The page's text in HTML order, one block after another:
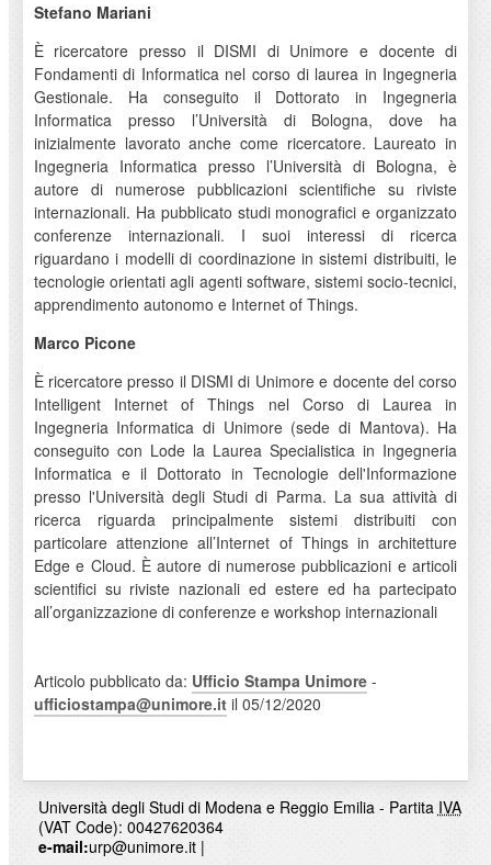
Stefano Mariani
È ricercatore presso il DISMI di Unimore e docente di
Fondamenti di Informatica nel corso di laurea in Ingegneria
Gestionale. Ha conseguito il Dottorato in Ingegneria
Informatica presso l’Università di Bologna, dove ha
inizialmente lavorato anche come ricercatore. Laureato in
Ingegneria Informatica presso l’Università di Bologna, è
autore di numerose pubblicazioni scientifiche su riviste
internazionali. Ha pubblicato studi monografici e organizzato
conferenze internazionali. I suoi interessi di ricerca
riguardano i modelli di coordinazione in sistemi distribuiti, le
tecnologie orientati agli agenti software, sistemi socio-tecnici,
apprendimento autonomo e Internet of Things.
Marco Picone
È ricercatore presso il DISMI di Unimore e docente del corso
Intelligent Internet of Things nel Corso di Laurea in
Ingegneria Informatica di Unimore (sede di Mantova). Ha
conseguito con Lode la Laurea Specialistica in Ingegneria
Informatica e il Dottorato in Tecnologie dell'Informazione
presso l'Università degli Studi di Parma. La sua attività di
ricerca riguarda principalmente sistemi distribuiti con
particolare attenzione all’Internet of Things in architetture
Edge e Cloud. È autore di numerose pubblicazioni e articoli
scientifici su riviste nazionali ed estere ed ha partecipato
all’organizzazione di conferenze e workshop internazionali
Articolo pubblicato da: Ufficio Stampa Unimore-
ufficiostampa@unimore.itil 05/12/2020
Università degli Studi di Modena e Reggio Emilia - Partita IVA
(VAT Code): 00427620364
e-mail:urp@unimore.it|